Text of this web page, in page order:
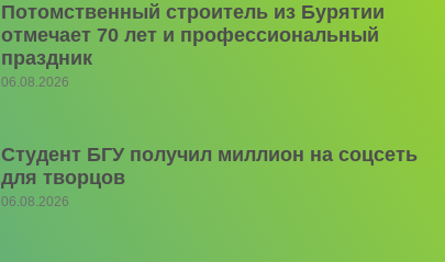
Потомственный строитель из Бурятии
отмечает 70 лет и профессиональный
праздник
06.08.2026
Студент БГУ получил миллион на соцсеть
для творцов
06.08.2026